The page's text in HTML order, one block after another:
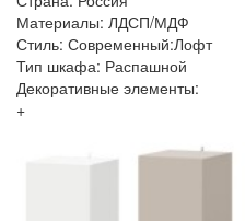
Материалы: ЛДСП/МДФ
Стиль: Современный:Лофт
Тип шкафа: Распашной
Декоративные элементы:
+